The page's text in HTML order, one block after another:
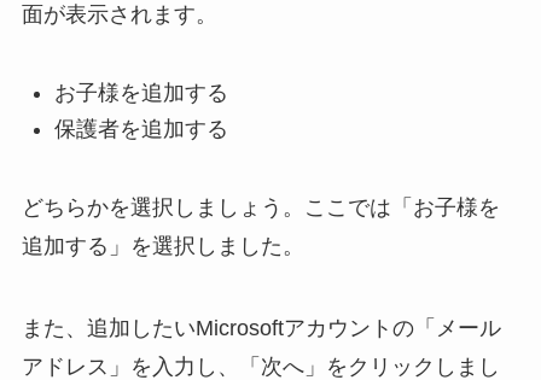
面が表示されます。
お子様を追加する
保護者を追加する
どちらかを選択しましょう。ここでは「お子様を
追加する」を選択しました。
また、追加したいMicrosoftアカウントの「メール
アドレス」を入力し、「次へ」をクリックしまし